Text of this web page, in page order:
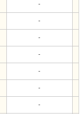
-
-
-
-
-
-
-